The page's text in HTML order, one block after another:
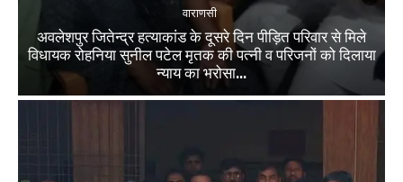
वाराणसी
अवलेशपुर जितेन्द्र हत्याकांड के दूसरे दिन पीड़ित परिवार से मिले
विधायक रोहनिया सुनील पटेल मृतक की पत्नी व परिजनों को दिलाया
न्याय का भरोसा...